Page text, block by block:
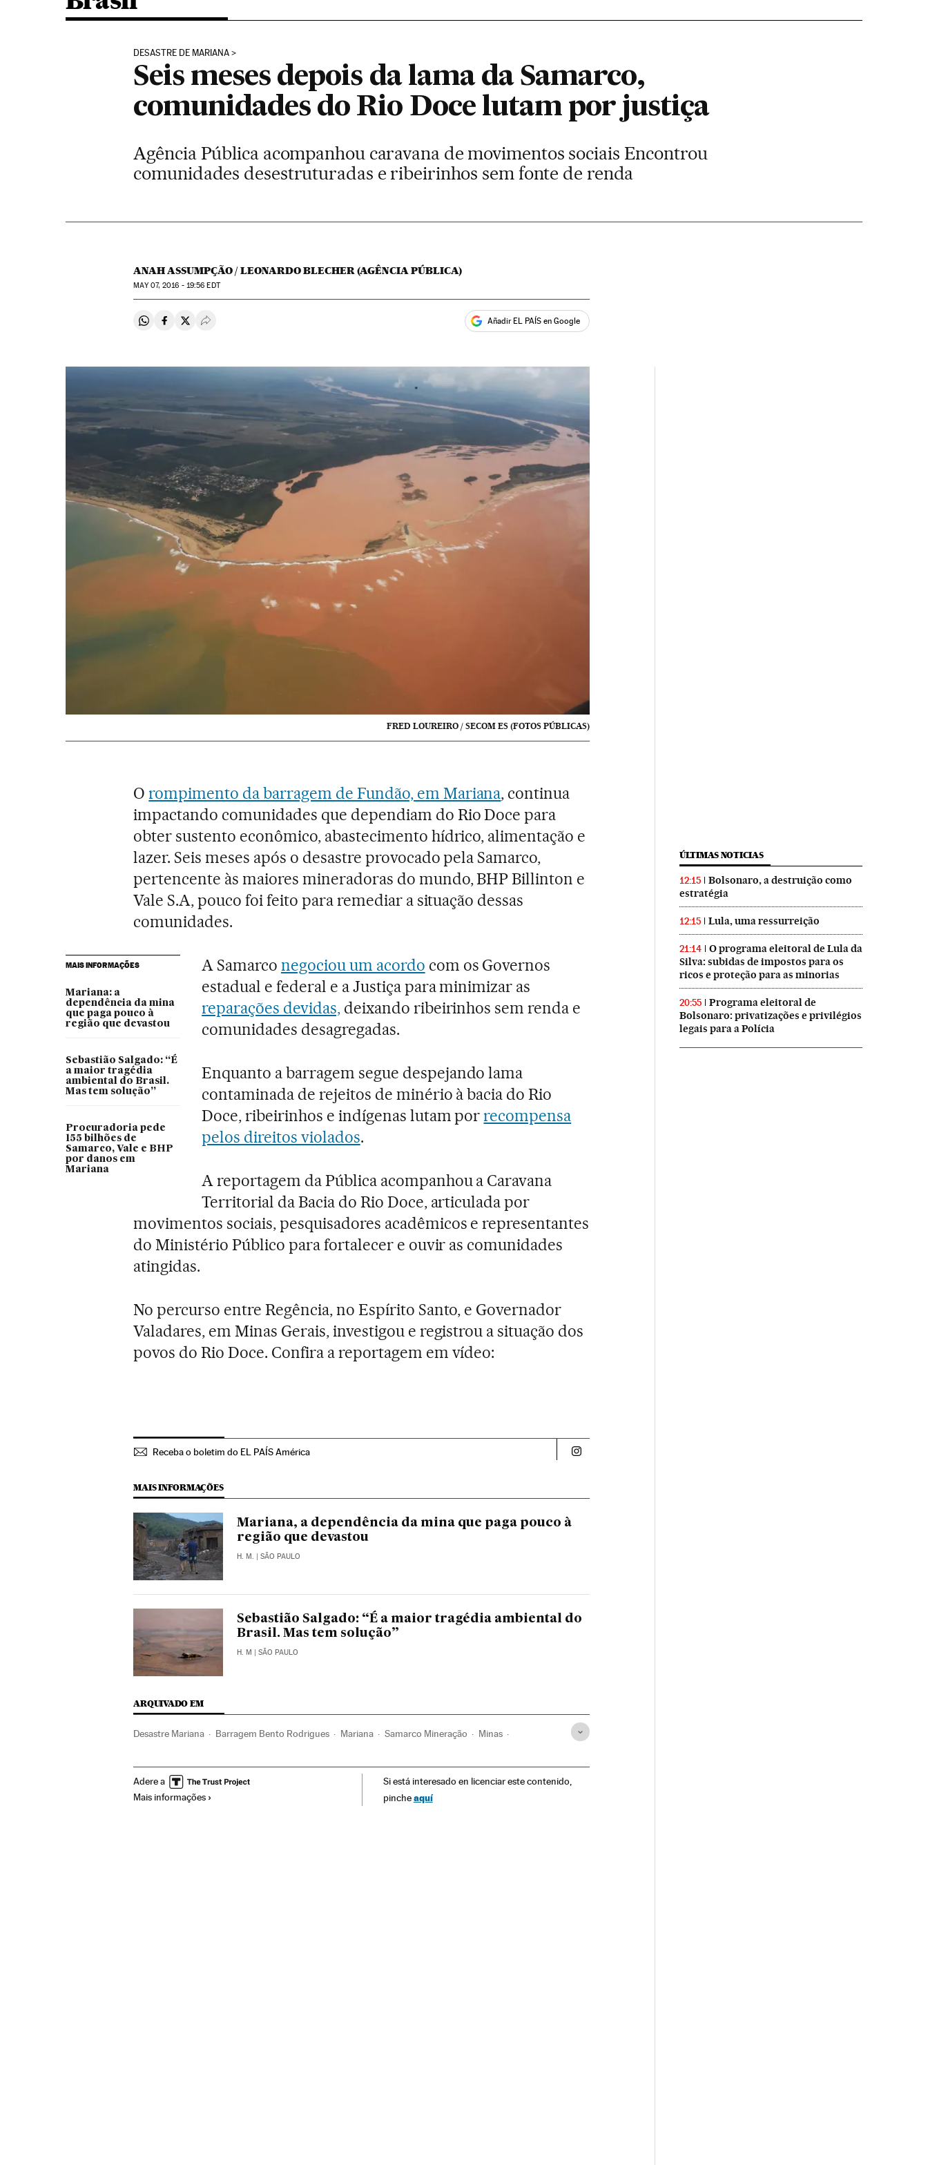
DESASTRE DE MARIANA
Seis meses depois da lama da Samarco,
comunidades do Rio Doce lutam por justiça
Agência Pública acompanhou caravana de movimentos sociais Encontrou
comunidades desestruturadas e ribeirinhos sem fonte de renda
ANAH ASSUMPÇÃO / LEONARDO BLECHER (AGÊNCIA PÚBLICA)
MAY07, 2016 - 19:56 EDT
Compartir en Whatsapp
Compartir en Facebook
Compartir en Twitter
Desplegar Redes Sociales Añadir EL PAÍS en Google
FRED LOUREIRO / SECOM ES (FOTOS PÚBLICAS)
Orompimento da barragem de Fundão, em Mariana, continua
impactando comunidades que dependiam do Rio Doce para
obter sustento econômico, abastecimento hídrico, alimentação e
lazer. Seis meses após o desastre provocado pela Samarco,
pertencente às maiores mineradoras do mundo, BHP Billinton e
Vale S.A, pouco foi feito para remediar a situação dessas
comunidades.
MAIS INFORMAÇÕES
Mariana: a
dependência da mina
que paga pouco à
região que devastou
Sebastião Salgado: “É
a maior tragédia
ambiental do Brasil.
Mas tem solução”
Procuradoria pede
155 bilhões de
Samarco, Vale e BHP
por danos em
Mariana
A Samarco negociou um acordo com os Governos
estadual e federal e a Justiça para minimizar as
reparações devidas,deixando ribeirinhos sem renda e
comunidades desagregadas.
Enquanto a barragem segue despejando lama
contaminada de rejeitos de minério à bacia do Rio
Doce, ribeirinhos e indígenas lutam porrecompensa
pelos direitos violados.
A reportagem da Pública acompanhou a Caravana
Territorial da Bacia do Rio Doce, articulada por
movimentos sociais, pesquisadores acadêmicos e representantes
do Ministério Público para fortalecer e ouvir as comunidades
atingidas.
No percurso entre Regência, no Espírito Santo, e Governador
Valadares, em Minas Gerais, investigou e registrou a situação dos
povos do Rio Doce. Confira a reportagem em vídeo:
Receba o boletim do EL PAÍS América Politica El País Brasil en Instagram
MAIS INFORMAÇÕES
Mariana, a dependência da mina que paga pouco à
região que devastou
H. M. | SÃO PAULO
Sebastião Salgado: “É a maior tragédia ambiental do
Brasil. Mas tem solução”
H. M | SÃO PAULO
ARQUIVADO EM
Desastre Mariana Barragem Bento Rodrigues Mariana Samarco Mineração Minas
Brasil Mineração América do Sul Matérias-primas Problemas ambientais
Adere a
Mais informações
Si está interesado en licenciar este contenido,
pincheaquí
ÚLTIMAS NOTICIAS
12:15
Bolsonaro, a destruição como
estratégia
12:15 Lula, uma ressurreição
21:14
O programa eleitoral de Lula da
Silva: subidas de impostos para os
ricos e proteção para as minorias
20:55
Programa eleitoral de
Bolsonaro: privatizações e privilégios
legais para a Polícia